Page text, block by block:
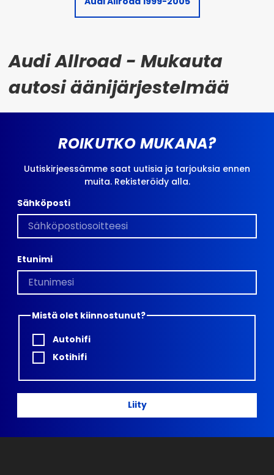
Audi Allroad - Mukauta
autosi äänijärjestelmää
ROIKUTKO MUKANA?
Uutiskirjeessämme saat uutisia ja tarjouksia ennen
muita. Rekisteröidy alla.
Sähköposti
Etunimi
Mistä olet kiinnostunut?
Autohifi
Kotihifi
Liity